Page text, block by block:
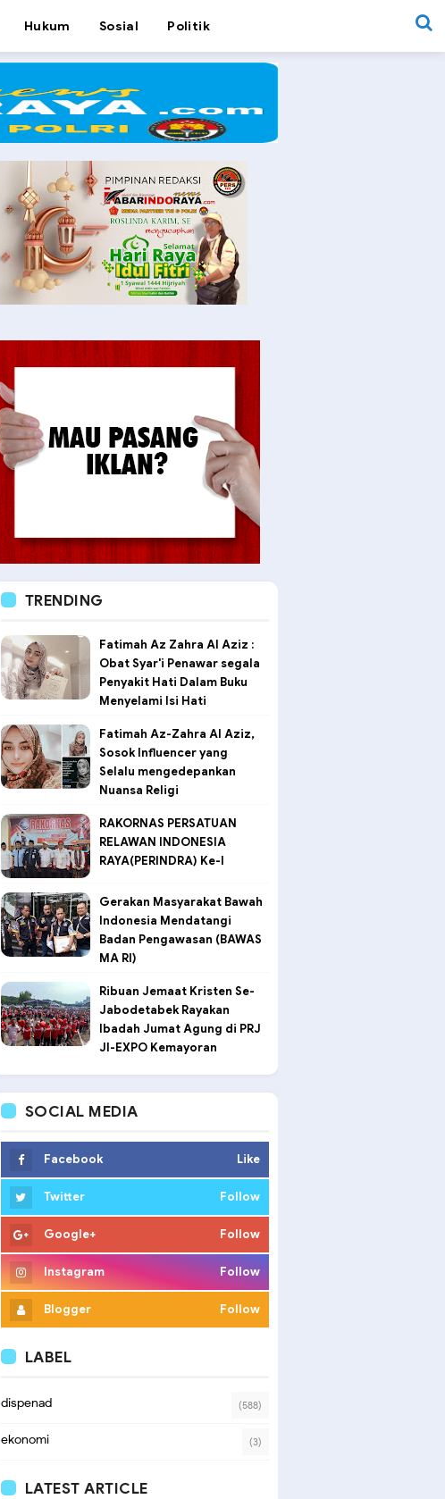
Hukum Sosial Politik
TRENDING
Fatimah Az Zahra Al Aziz :
Obat Syar'i Penawar segala
Penyakit Hati Dalam Buku
Menyelami Isi Hati
Fatimah Az-Zahra Al Aziz,
Sosok Influencer yang
Selalu mengedepankan
Nuansa Religi
RAKORNAS PERSATUAN
RELAWAN INDONESIA
RAYA(PERINDRA) Ke-I
Gerakan Masyarakat Bawah
Indonesia Mendatangi
Badan Pengawasan (BAWAS
MA RI)
Ribuan Jemaat Kristen Se-
Jabodetabek Rayakan
Ibadah Jumat Agung di PRJ
JI-EXPO Kemayoran
SOCIAL MEDIA
Facebook Like
Twitter Follow
Google+ Follow
Instagram Follow
Blogger Follow
LABEL
dispenad (588)
ekonomi (3)
LATEST ARTICLE